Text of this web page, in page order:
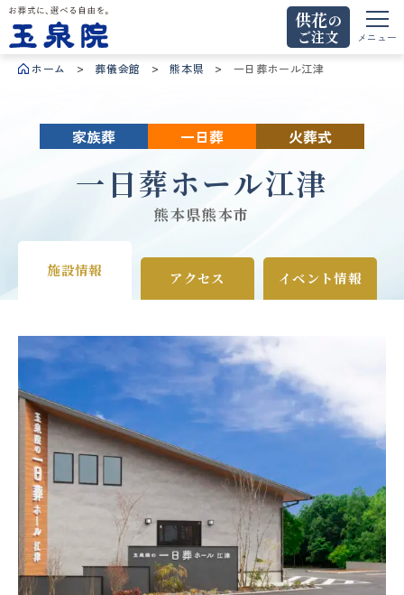
お葬式に、選べる自由を。玉泉院
供花の
ご注文
メニュー
ホーム 葬儀会館 熊本県 一日葬ホール江津
家族葬 一日葬 火葬式
一日葬ホール江津
熊本県熊本市
施設情報 アクセス イベント情報